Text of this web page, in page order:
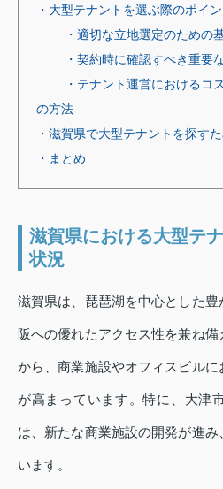
・大型テナントを選ぶ際のポイ
・適切な立地選定のための
・契約時に確認すべき重要
・テナント運営におけるコ
の方法
・滋賀県で大型テナントを探す
・まとめ
滋賀県における大型テ
状況
滋賀県は、琵琶湖を中心とした
阪への優れたアクセス性を兼ね
から、商業施設やオフィスビル
が高まっています。特に、大津
は、新たな商業施設の開発が進
います。